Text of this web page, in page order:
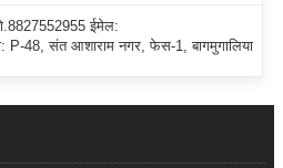
ईमेल:
48, संत आशाराम नगर, फेस-1, बागमुगालिया